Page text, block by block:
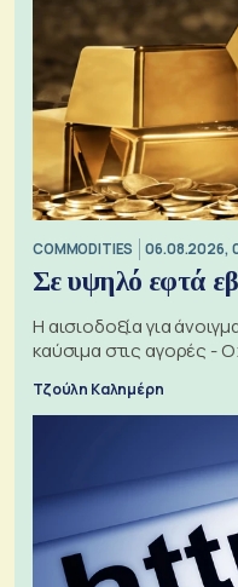
COMMODITIES 06.08.2026,
Σε υψηλό εφτά
Η αισιοδοξία για
καύσιμα στις αγορές -
Τζούλη Καλημέρη